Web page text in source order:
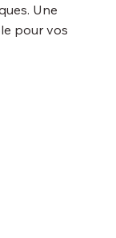
Une
pour vos